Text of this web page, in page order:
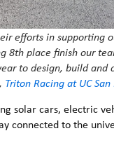
efforts in supporting
8th place finish our
to design, build and
Triton Racing at UC
solar cars, electric
connected to the